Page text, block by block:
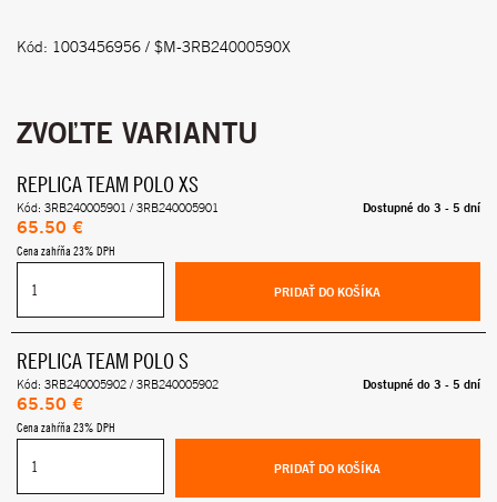
Kód: 1003456956 / $M-3RB24000590X
ZVOĽTE VARIANTU
REPLICA TEAM POLO XS
Kód: 3RB240005901 / 3RB240005901 Dostupné do 3 - 5 dní
65.50 €
Cena zahŕňa 23% DPH
PRIDAŤ DO KOŠÍKA
REPLICA TEAM POLO S
Kód: 3RB240005902 / 3RB240005902 Dostupné do 3 - 5 dní
65.50 €
Cena zahŕňa 23% DPH
PRIDAŤ DO KOŠÍKA